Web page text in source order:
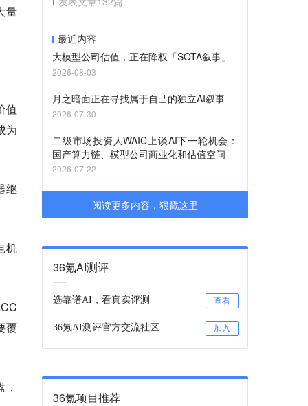
量
值
为
继
机
覆
最近内容
大模型公司估值，正在降权「SOTA叙事」
2026-08-03
月之暗面正在寻找属于自己的独立AI叙事
2026-07-30
二级市场投资人WAIC上谈AI下一轮机会：
国产算力链、模型公司商业化和估值空间
2026-07-22
阅读更多内容，狠戳这里
36氪AI测评
选靠谱AI，看真实评测 查看
36氪AI测评官方交流社区 加入
36氪项目推荐